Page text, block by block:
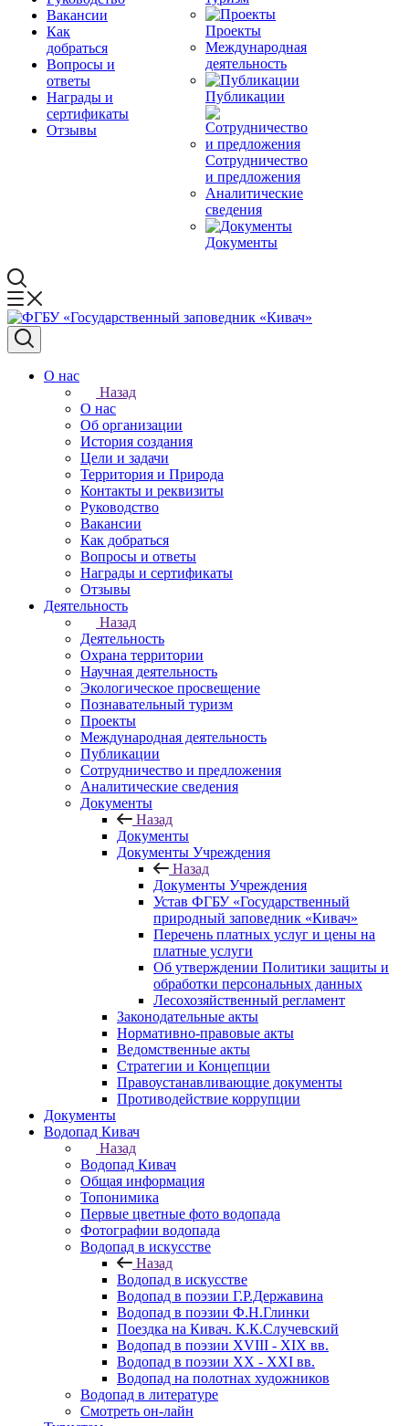
Вакансии
Как
добраться
Вопросы и
ответы
Награды и
сертификаты
Отзывы
Проекты
Международная
деятельность
Публикации
Сотрудничество
и предложения
Аналитические
сведения
Документы
О нас
Назад
О нас
Об организации
История создания
Цели и задачи
Территория и Природа
Контакты и реквизиты
Руководство
Вакансии
Как добраться
Вопросы и ответы
Награды и сертификаты
Отзывы
Деятельность
Назад
Деятельность
Охрана территории
Научная деятельность
Экологическое просвещение
Познавательный туризм
Проекты
Международная деятельность
Публикации
Сотрудничество и предложения
Аналитические сведения
Документы
Назад
Документы
Документы Учреждения
Назад
Документы Учреждения
Устав ФГБУ «Государственный
природный заповедник «Кивач»
Перечень платных услуг и цены на
платные услуги
Об утверждении Политики защиты и
обработки персональных данных
Лесохозяйственный регламент
Законодательные акты
Нормативно-правовые акты
Ведомственные акты
Стратегии и Концепции
Правоустанавливающие документы
Противодействие коррупции
Документы
Водопад Кивач
Назад
Водопад Кивач
Общая информация
Топонимика
Первые цветные фото водопада
Фотографии водопада
Водопад в искусстве
Назад
Водопад в искусстве
Водопад в поэзии Г.Р.Державина
Водопад в поэзии Ф.Н.Глинки
Поездка на Кивач. К.К.Случевский
Водопад в поэзии XVIII - XIX вв.
Водопад в поэзии XX - XXI вв.
Водопад на полотнах художников
Водопад в литературе
Смотреть он-лайн